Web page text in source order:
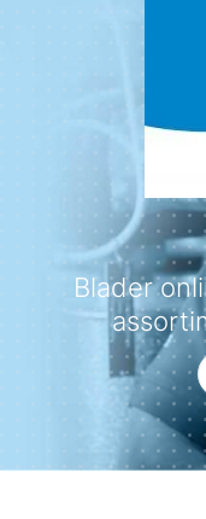
Blader